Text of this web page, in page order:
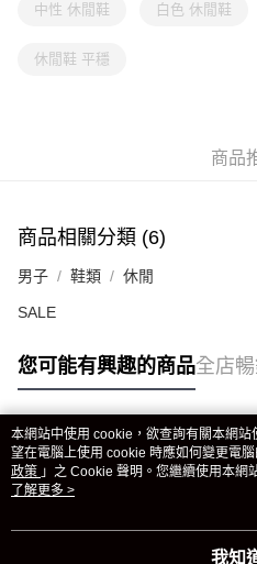
中性 休閒鞋 白色 休閒鞋
休閒鞋 平穩
商品
商品相關分類 (6)
男子 鞋類 休閒
SALE
您可能有興趣的商品全店
熱門標籤
熱銷排行
本網站中使用 cookie，欲查詢有關本網
望在電腦上使用 cookie 時應如何變更電
政策 」之 Cookie 聲明。您繼續使用本網
條款之 Cookie 聲明使用 cookie。
了解更多 >
我知